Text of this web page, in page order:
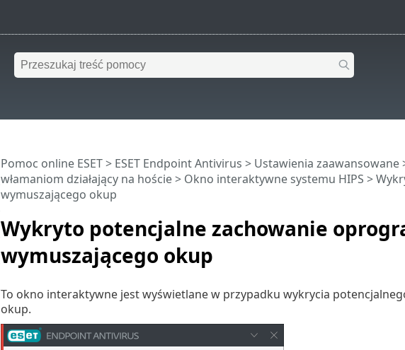
Wykryto potencjalne zachowanie
wymuszającego okup
Pomoc online ESET> ESET Endpoint Antivirus > Ustawienia zaawansowane
włamaniom działający na hoście> Okno interaktywne systemu HIPS >
wymuszającego okup
To okno interaktywne jest wyświetlane w przypadku wykrycia
okup.